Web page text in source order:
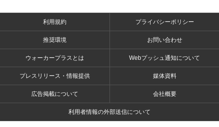
利用規約 プライバシーポリシー
推奨環境 お問い合わせ
ウォーカープラスとは Webプッシュ通知について
プレスリリース・情報提供 媒体資料
広告掲載について 会社概要
利用者情報の外部送信について